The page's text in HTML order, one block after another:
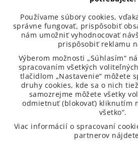
Používame súbory cookies,
správne fungovať, prispôsobiť
nám umožniť vyhodnocovať
prispôsobiť reklamu
Výberom možnosti „Súhlasím“
spracovaním všetkých
tlačidlom „Nastavenie“ môžete
druhy cookies, kde sa o nich
samozrejme môžete všetky
odmietnuť (blokovať) kliknutím
všetko“.
Viac informácií o spracovaní
partnerov
99 %